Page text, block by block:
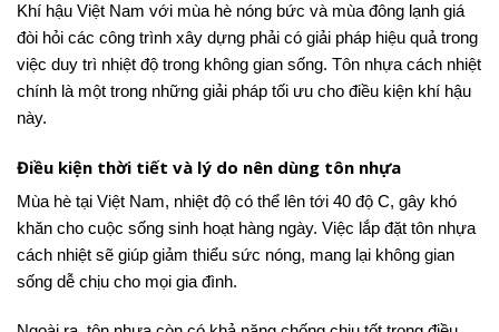
Khí hậu Việt Nam với mùa hè nóng bức và mùa đông lạnh giá
đòi hỏi các công trình xây dựng phải có giải pháp hiệu quả trong
việc duy trì nhiệt độ trong không gian sống. Tôn nhựa cách nhiệt
chính là một trong những giải pháp tối ưu cho điều kiện khí hậu
này.
Điều kiện thời tiết và lý do nên dùng tôn nhựa
Mùa hè tại Việt Nam, nhiệt độ có thể lên tới 40 độ C, gây khó
khăn cho cuộc sống sinh hoạt hàng ngày. Việc lắp đặt tôn nhựa
cách nhiệt sẽ giúp giảm thiểu sức nóng, mang lại không gian
sống dễ chịu cho mọi gia đình.